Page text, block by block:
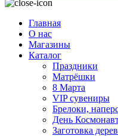
Главная
О нас
Магазины
Каталог
Праздники
Матрёшки
8 Марта
VIP сувениры
Брелоки,
День
Заготовка